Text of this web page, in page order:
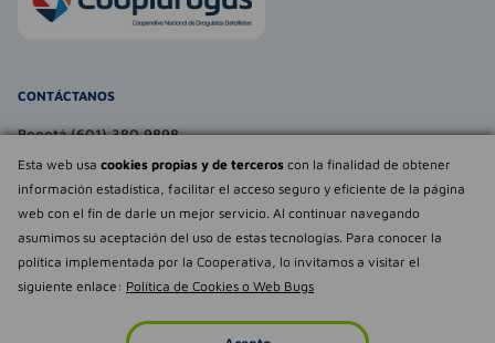
Esta web usa cookies propias y de terceros con la finalidad de obtener
información estadística, facilitar el acceso seguro y eficiente de la página
web con el fin de darle un mejor servicio. Al continuar navegando
asumimos su aceptación del uso de estas tecnologías. Para conocer la
política implementada por la Cooperativa, lo invitamos a visitar el
siguiente enlace: Política de Cookies o Web Bugs
Déjanos tu
opinión
CONTÁCTANOS
Bogotá (601) 380 9898
atencionalcliente@farmaexpress.com
TE PUEDE INTERESAR
NOSOTROS
Empowered by
Todos los derechos reservados Farmaexpress 2025